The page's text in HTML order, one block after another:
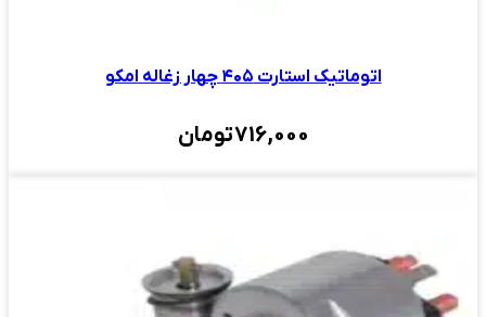
اتوماتیک استارت ۴۰۵ چهار زغاله امکو
716,000تومان